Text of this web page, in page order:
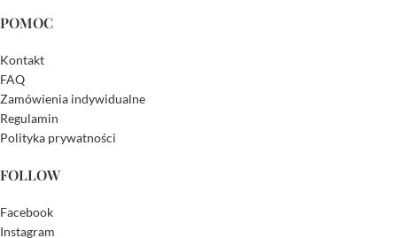
POMOC
Kontakt
FAQ
Zamówienia indywidualne
Regulamin
Polityka prywatności
FOLLOW
Facebook
Instagram